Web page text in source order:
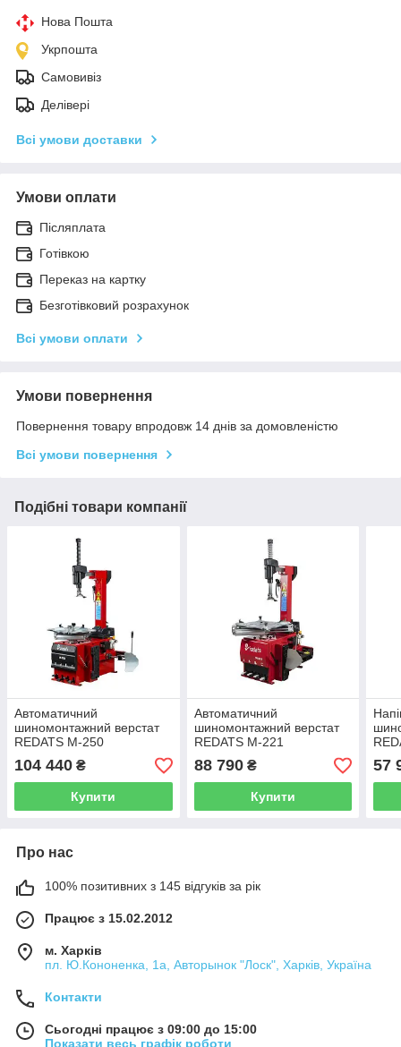
Нова Пошта
Укрпошта
Самовивіз
Делівері
Всі умови доставки
Умови оплати
Післяплата
Готівкою
Переказ на картку
Безготівковий розрахунок
Всі умови оплати
Умови повернення
Повернення товару впродовж 14 днів за домовленістю
Всі умови повернення
Подібні товари компанії
Автоматичний
шиномонтажний верстат
REDATS M-250
104 440 ₴
Купити
Автоматичний
шиномонтажний верстат
REDATS M-221
88 790₴
Купити
57
Про нас
100% позитивних з 145 відгуків за рік
Працює з 15.02.2012
м. Харків
пл. Ю.Кононенка, 1а, Авторынок "Лоск", Харків, Україна
Контакти
Сьогодні працює з 09:00 до 15:00
Показати весь графік роботи